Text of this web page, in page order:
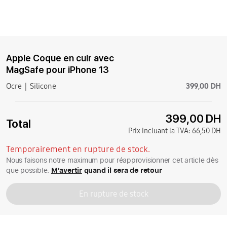
Apple Coque en cuir avec
MagSafe pour iPhone 13
Ocre Silicone 399,00 DH
Total 399,00 DH
Prix incluant la TVA: 66,50 DH
Temporairement en rupture de stock.
Nous faisons notre maximum pour réapprovisionner cet article dès
que possible. M'avertirquand il sera de retour
En rupture de stock